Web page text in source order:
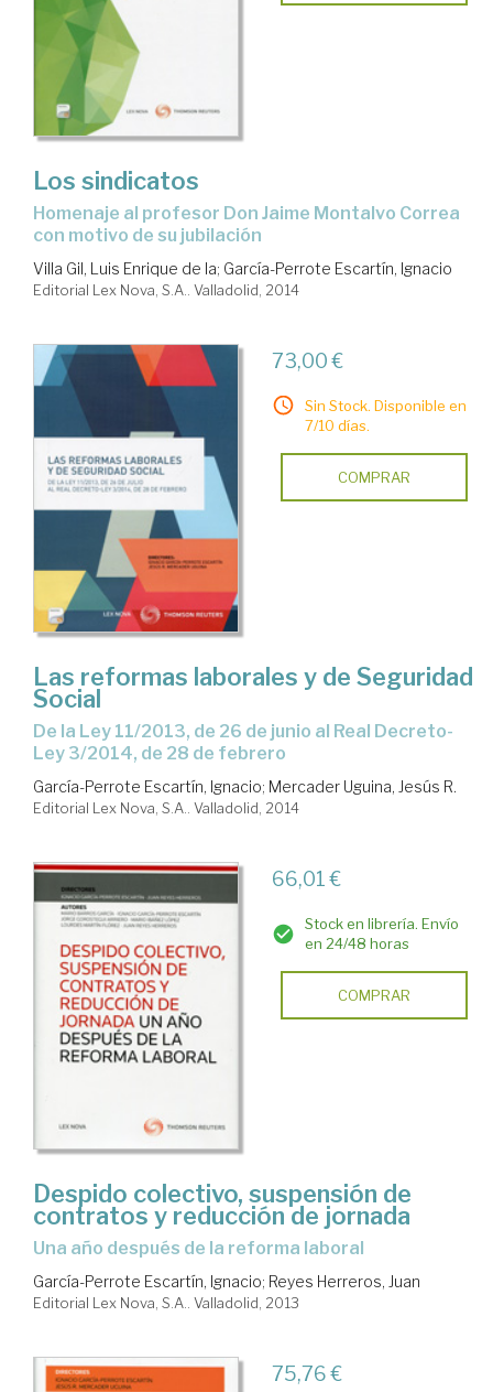
Los sindicatos
homenaje al profesor Don Jaime Montalvo Correa
con motivo de su jubilación
Villa Gil, Luis Enrique de la; García-Perrote Escartín, Ignacio
Editorial Lex Nova, S.A.. Valladolid, 2014
73,00 €
Sin Stock. Disponible en
7/10 días.
COMPRAR
Las reformas laborales y de Seguridad
Social
de la Ley 11/2013, de 26 de junio al Real Decreto-
Ley 3/2014, de 28 de febrero
García-Perrote Escartín, Ignacio; Mercader Uguina, Jesús R.
Editorial Lex Nova, S.A.. Valladolid, 2014
66,01 €
Stock en librería. Envío
en 24/48 horas
COMPRAR
Despido colectivo, suspensión de
contratos y reducción de jornada
una año después de la reforma laboral
García-Perrote Escartín, Ignacio; Reyes Herreros, Juan
Editorial Lex Nova, S.A.. Valladolid, 2013
75,76 €